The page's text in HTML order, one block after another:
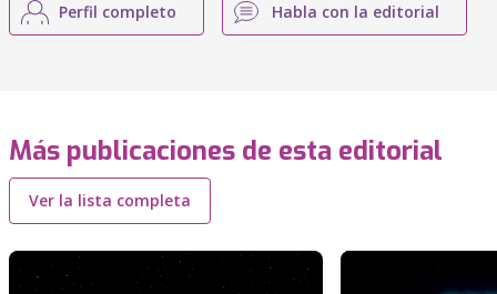
Perfil completo Habla con la editorial
Más publicaciones de esta editorial
Ver la lista completa